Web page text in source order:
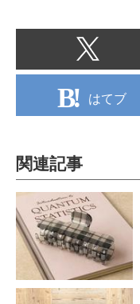
はてブ
関連記事